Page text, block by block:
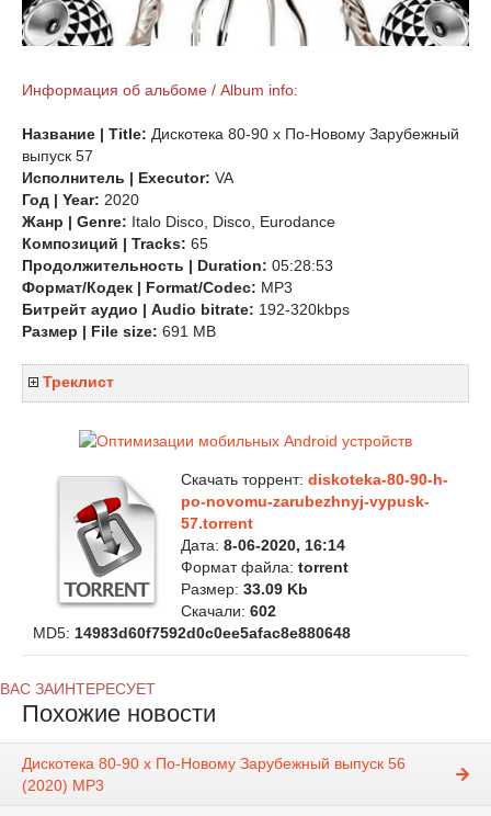
Информация об альбоме / Album info:
Название | Title: Дискотека 80-90 х По-Новому Зарубежный
выпуск 57
Исполнитель | Executor: VA
Год | Year: 2020
Жанр | Genre: Italo Disco, Disco, Eurodance
Композиций | Tracks: 65
Продолжительность | Duration: 05:28:53
Формат/Кодек | Format/Codec: MP3
Битрейт аудио | Audio bitrate: 192-320kbps
Размер | File size: 691 MB
Треклист
Скачать торрент: diskoteka-80-90-h-
po-novomu-zarubezhnyj-vypusk-
57.torrent
Дата: 8-06-2020, 16:14
Формат файла: torrent
Размер: 33.09 Kb
Скачали: 602
MD5: 14983d60f7592d0c0ee5afac8e880648
ВАС ЗАИНТЕРЕСУЕТ
Похожие новости
Дискотека 80-90 х По-Новому Зарубежный выпуск 56
(2020) MP3